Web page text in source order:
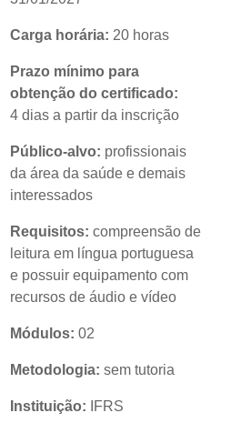
Carga horária: 20 horas
Prazo mínimo para
obtenção do certificado:
4 dias a partir da inscrição
Público-alvo: profissionais
da área da saúde e demais
interessados
Requisitos: compreensão de
leitura em língua portuguesa
e possuir equipamento com
recursos de áudio e vídeo
Módulos: 02
Metodologia: sem tutoria
Instituição: IFRS